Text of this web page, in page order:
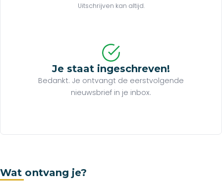
Uitschrijven kan altijd.
Je staat ingeschreven!
Bedankt. Je ontvangt de eerstvolgende
nieuwsbrief in je inbox.
Wat ontvang je?